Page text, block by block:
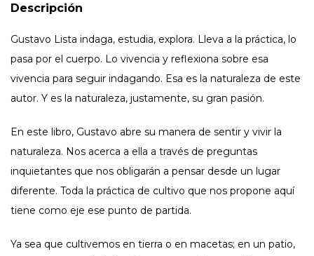
Descripción
Gustavo Lista indaga, estudia, explora. Lleva a la práctica, lo
pasa por el cuerpo. Lo vivencia y reflexiona sobre esa
vivencia para seguir indagando. Esa es la naturaleza de este
autor. Y es la naturaleza, justamente, su gran pasión.
En este libro, Gustavo abre su manera de sentir y vivir la
naturaleza. Nos acerca a ella a través de preguntas
inquietantes que nos obligarán a pensar desde un lugar
diferente. Toda la práctica de cultivo que nos propone aquí
tiene como eje ese punto de partida.
Ya sea que cultivemos en tierra o en macetas; en un patio,